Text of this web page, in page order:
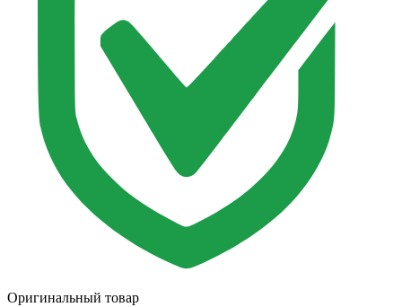
Оригинальный товар